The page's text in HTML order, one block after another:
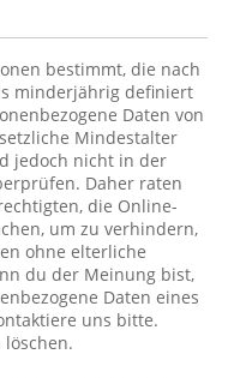
bestimmt, die nach
minderjährig definiert
Daten von
Mindestalter
jedoch nicht in der
Daher raten
die Online-
um zu verhindern,
ohne elterliche
du der Meinung bist,
Daten eines
uns bitte.